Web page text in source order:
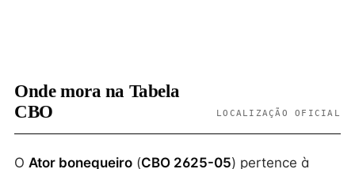
Onde mora na Tabela
CBO
LOCALIZAÇÃO OFICIAL
O Ator bonequeiro (CBO 2625-05) pertence à